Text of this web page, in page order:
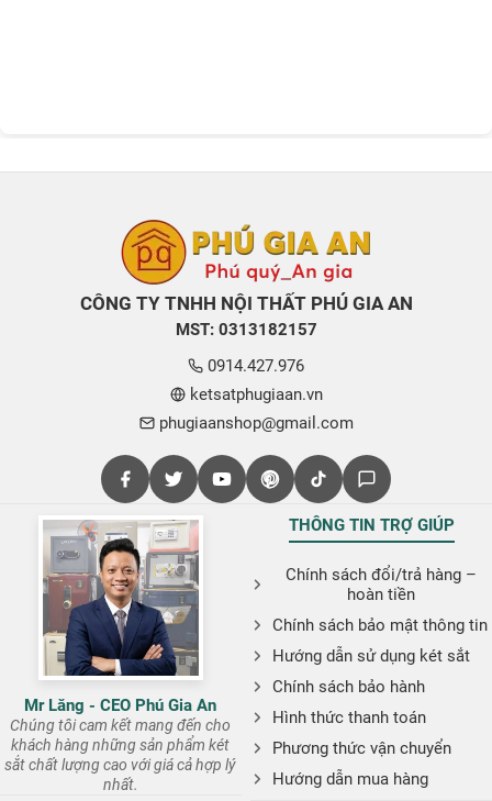
CÔNG TY TNHH NỘI THẤT PHÚ GIA AN
MST: 0313182157
0914.427.976
ketsatphugiaan.vn
phugiaanshop@gmail.com
Mr Lăng - CEO Phú Gia An
Chúng tôi cam kết mang đến cho
khách hàng những sản phẩm két
sắt chất lượng cao với giá cả hợp lý
nhất.
THÔNG TIN TRỢ GIÚP
Chính sách đổi/trả hàng –
hoàn tiền
Chính sách bảo mật thông tin
Hướng dẫn sử dụng két sắt
Chính sách bảo hành
Hình thức thanh toán
Phương thức vận chuyển
Hướng dẫn mua hàng